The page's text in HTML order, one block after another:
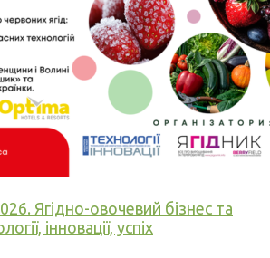
Ягідно-овочевий бізнес та
інновації, успіх